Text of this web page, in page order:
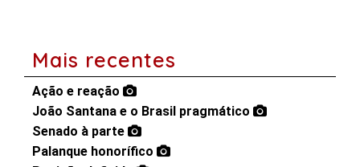
Mais recentes
Ação e reação
João Santana e o Brasil pragmático
Senado à parte
Palanque honorífico